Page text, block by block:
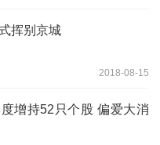
挥别京城
2018-08-15
增持52只个股 偏爱大消